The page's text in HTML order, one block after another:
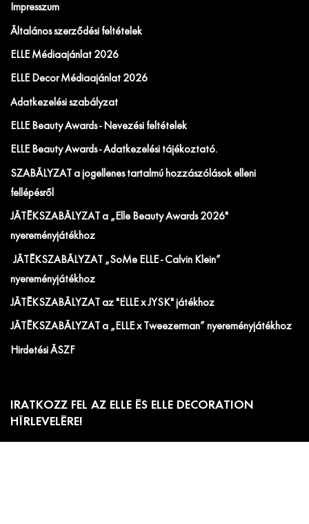
Impresszum
Általános szerződési feltételek
ELLE Médiaajánlat 2026
ELLE Decor Médiaajánlat 2026
Adatkezelési szabályzat
ELLE Beauty Awards - Nevezési feltételek
ELLE Beauty Awards - Adatkezelési tájékoztató.
SZABÁLYZAT a jogellenes tartalmú hozzászólások elleni
fellépésről
JÁTÉKSZABÁLYZAT a „Elle Beauty Awards 2026"
nyereményjátékhoz
JÁTÉKSZABÁLYZAT „SoMe ELLE - Calvin Klein”
nyereményjátékhoz
JÁTÉKSZABÁLYZAT az "ELLE x JYSK" játékhoz
JÁTÉKSZABÁLYZAT a „ELLE x Tweezerman” nyereményjátékhoz
Hirdetési ÁSZF
IRATKOZZ FEL AZ ELLE ÉS ELLE DECORATION
HÍRLEVELÉRE!